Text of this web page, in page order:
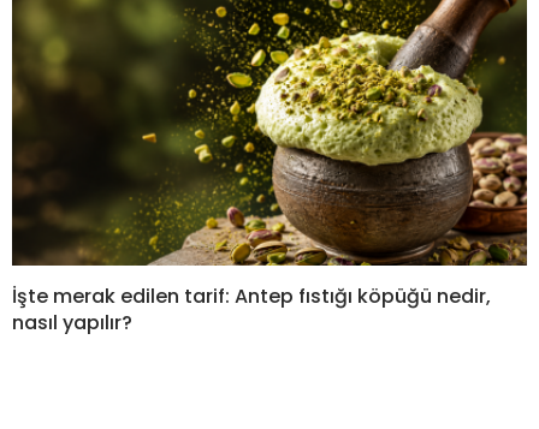
İşte merak edilen tarif: Antep fıstığı köpüğü nedir,
nasıl yapılır?